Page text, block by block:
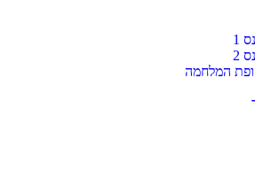
1
2
המלחמה